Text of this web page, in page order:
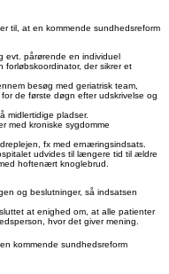
til, at en kommende sundhedsreform
evt. pårørende en individuel
der sikrer et
besøg med geriatrisk team,
de første døgn efter udskrivelse og
midlertidige pladser.
med kroniske sygdomme
fx med ernæringsindsats.
udvides til længere tid til ældre
hoftenært knoglebrud.
og beslutninger, så indsatsen
at enighed om, at alle patienter
hvor det giver mening.
kommende sundhedsreform